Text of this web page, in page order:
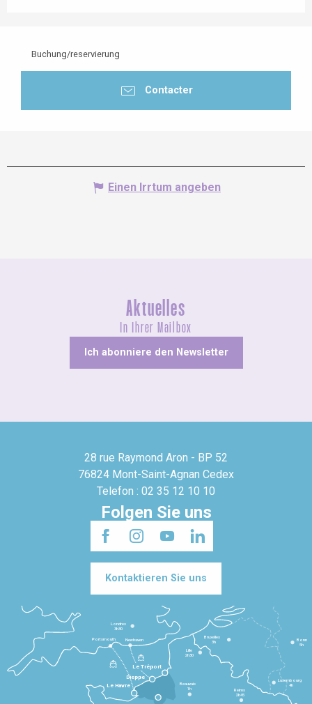
Buchung/reservierung
Contacter
Einen Irrtum angeben
Aktuelles
In Ihrer Mailbox
Ich abonniere den Newsletter
28 rue Raymond Aron - BP 52
76824 Mont-Saint-Agnan Cedex
Telefon : 02 35 12 10 10
Folgen Sie uns
Kontaktieren Sie uns
Le Havre
Dieppe
Le Tréport
Beauvais
1h
Reims
2h45
Lille
2h30
Bruxelles
3h
Londres
3h30
Newhaven
Portsmouth
Bonn
5h
Luxembourg
4h